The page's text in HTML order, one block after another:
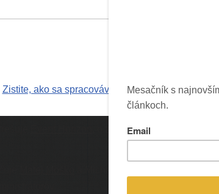
Zistite, ako sa spracovávajú údaje o vašich